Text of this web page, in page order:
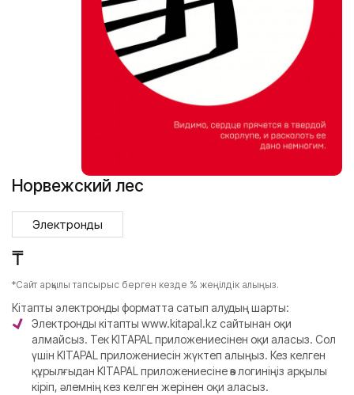
Норвежский лес
Электронды
₸
*Сайт арқылы тапсырыс берген кезде % жеңілдік алыңыз.
Кітапты электронды форматта сатып алудың шарты:
Электронды кітапты www.kitapal.kz сайтынан оқи
алмайсыз. Тек KITAPAL приложениесінен оқи аласыз. Сол
үшін KITAPAL приложениесін жүктеп алыңыз. Кез келген
құрылғыдан KITAPAL приложениесіне өз логиніңіз арқылы
кіріп, әлемнің кез келген жерінен оқи аласыз.